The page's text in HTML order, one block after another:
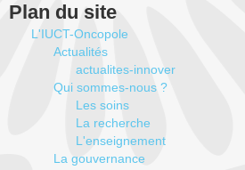
Plan du site
L'IUCT-Oncopole
Actualités
actualites-innover
Qui sommes-nous ?
Les soins
La recherche
L'enseignement
La gouvernance